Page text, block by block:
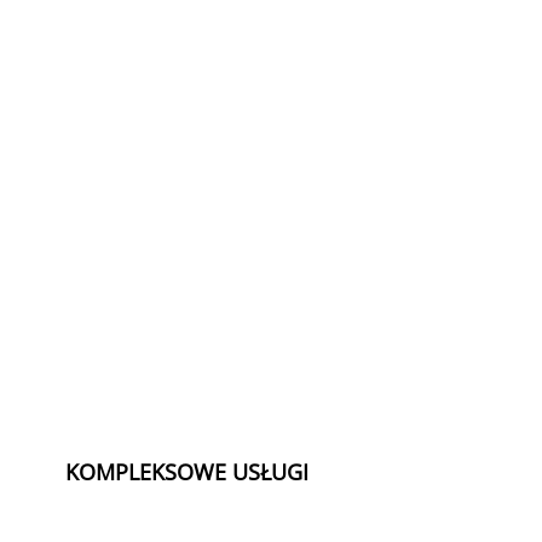
KOMPLEKSOWE USŁUGI